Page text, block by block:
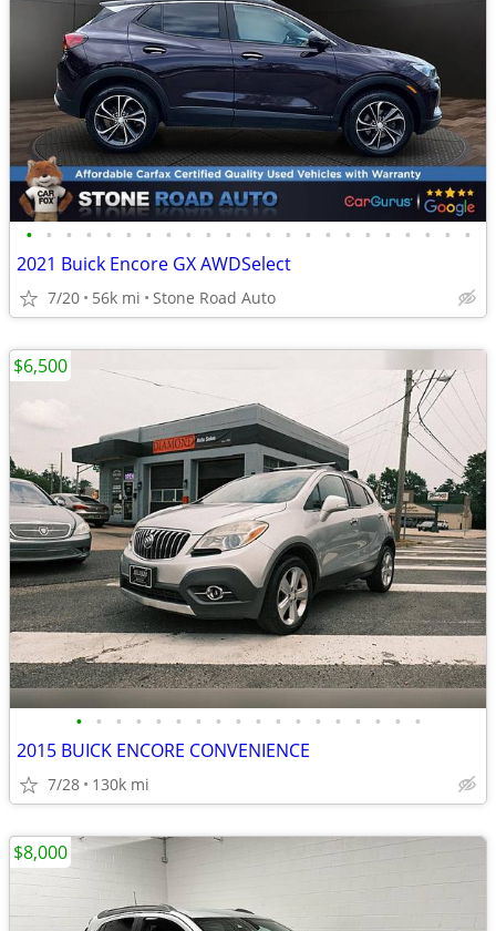
• • • • • • • • • • • • • • • • • • • • • • •
2021 Buick Encore GX AWDSelect
7/20 56k mi Stone Road Auto
• • • • • • • • • • • • • • • • • •
2015 BUICK ENCORE CONVENIENCE
7/28 130k mi
$6,500
$8,000